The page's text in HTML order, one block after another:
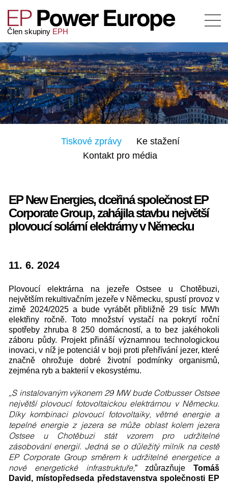
Člen skupiny EPH
Tiskové zprávy
Ke stažení
Kontakt pro média
EP New Energies, dceřiná společnost EP
Corporate Group, zahájila stavbu největší
plovoucí solární elektrárny v Německu
11. 6. 2024
Plovoucí elektrárna na jezeře Ostsee u Chotěbuzi,
největším rekultivačním jezeře v Německu, spustí provoz v
zimě 2024/2025 a bude vyrábět přibližně 29 tisíc MWh
elektřiny ročně. Toto množství vystačí na pokrytí roční
spotřeby zhruba 8 250 domácností, a to bez jakéhokoli
záboru půdy. Projekt přináší významnou technologickou
inovaci, v níž je potenciál v boji proti přehřívání jezer, které
značně ohrožuje dobré životní podmínky organismů,
zejména ryb a bakterií v ekosystému.
„S instalovaným výkonem 29 MW bude Cotbusser Ostsee
největší plovoucí fotovoltaickou elektrárnou v Německu.
Díky kombinaci plovoucí fotovoltaiky, větrné energie a
tepelné energie z jezera se může oblast kolem jezera
Ostsee u Chotěbuzi stát vzorem pro udržitelné
zásobování energií. Jedná se o důležitý milník na cestě
EP Corporate Group směrem k udržitelné energetice a
nové energetické infrastruktuře,” zdůrazňujeTomáš
David, místopředseda představenstva společnosti EP